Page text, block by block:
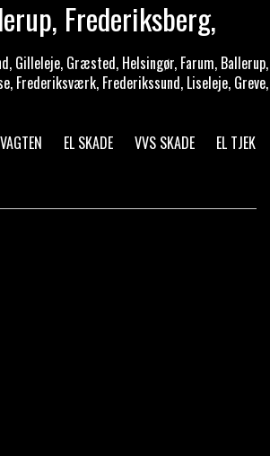
Frederiksberg,
Gilleleje, Græsted, Helsingør, Farum, Ballerup,
Frederiksværk, Frederikssund, Liseleje, Greve,
EL SKADE VVS SKADE
EL TJEK